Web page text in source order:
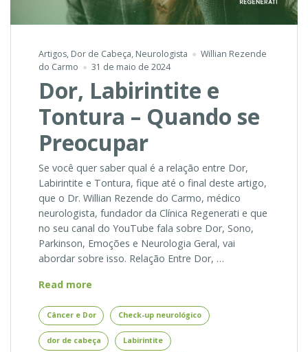
Artigos, Dor de Cabeça, Neurologista
Willian Rezende
do Carmo
31 de maio de 2024
Dor, Labirintite e
Tontura – Quando se
Preocupar
Se você quer saber qual é a relação entre Dor,
Labirintite e Tontura, fique até o final deste artigo,
que o Dr. Willian Rezende do Carmo, médico
neurologista, fundador da Clínica Regenerati e que
no seu canal do YouTube fala sobre Dor, Sono,
Parkinson, Emoções e Neurologia Geral, vai
abordar sobre isso. Relação Entre Dor, …
Read more
e
Tontura
–
Câncer e Dor Check-up neurológico
dor de cabeça Labirintite